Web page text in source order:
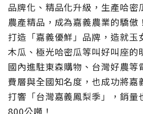
品牌化、精品化升級，生產哈密
農產精品，成為嘉義農業的驕傲
打造「嘉義優鮮」品牌，造就玉
木瓜、極光哈密瓜等叫好叫座的
國內進駐東森購物、台灣好農等
費層與全國知名度，也成功將嘉
打響「台灣嘉義鳳梨季」，銷量
800公噸！